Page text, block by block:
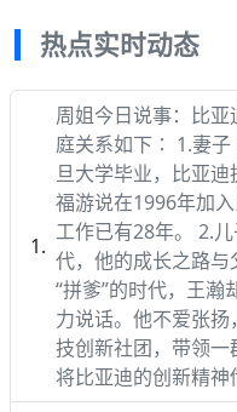
热点实时动态
周姐今日说事：比
庭关系如下∶ 1.妻
旦大学毕业，比亚
福游说在1996年加
工作已有28年。 2.
代，他的成长之路
“拼爹”的时代，王瀚
力说话。他不爱张
技创新社团，带领一
将比亚迪的创新精神